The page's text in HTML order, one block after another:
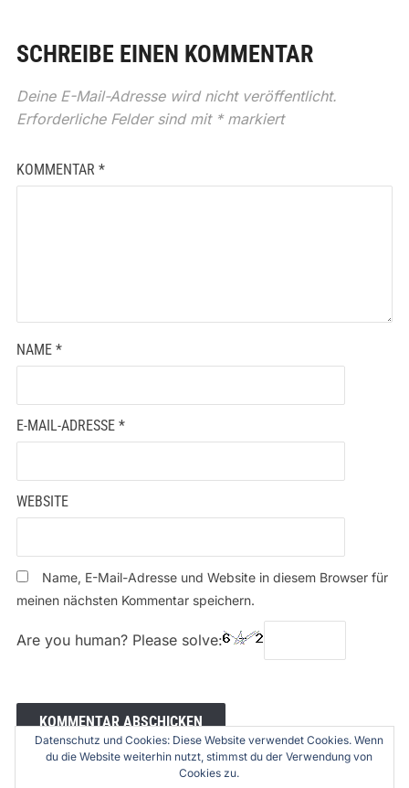
SCHREIBE EINEN KOMMENTAR
Deine E-Mail-Adresse wird nicht veröffentlicht.
Erforderliche Felder sind mit *markiert
KOMMENTAR *
NAME *
E-MAIL-ADRESSE *
WEBSITE
Name, E-Mail-Adresse und Website in diesem Browser für
meinen nächsten Kommentar speichern.
Are you human? Please solve:
Datenschutz und Cookies: Diese Website verwendet Cookies. Wenn
du die Website weiterhin nutzt, stimmst du der Verwendung von
Cookies zu.